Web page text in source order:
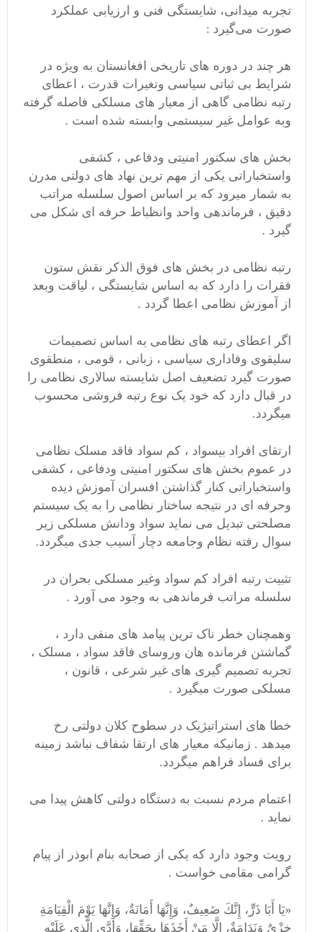
تجربه میدانی، شایستگی فنی و ارزیابی عملکرد
صورت می‌گیرد :
هر چند در دوره های تاریخی افغانستان به ویژه در
شرایط بی ثباتی سیاسی وتغیرات قدرت ، اعطای
رتبه نظامی گاهی از معیار های مسلکی فاصله گرفته
وبه عوامل غیر سیستمی وابسته شده است .
بخش های سکتور امنیتی ودفاعی ، کشفی
واستخباراتی یکی از مهم ترین نهاد های دولتی مدرن
به شمار میرود که بر اساس اصول سلسله مراتب
دقیق ، فرماندهی واحد وانظباط حرفه ای شکل می
گیرد .
رتبه نظامی در بخش های فوق الذکر نقش ستون
فقرات را دارد که به اساس شایستگی ، لیاقت وبعد
از آموزش نظامی اعطا گردد .
اگر اعطای رتبه های نظامی به اساس تصمیمات
سلیقوی وفاداری سیاسی ، زبانی ، قومی ، منطقوی
صورت گیرد تضعیف اصل شایسته سالاری نظامی را
در قبال دارد که خود یک نوع رتبه فروشی محسوب
میگردد.
ارتقای افراد بیسواد ، کم سواد فاقد مسلک نظامی
در عموم بخش های سکتور امنیتی ودفاعی ، کشفی
واستخباراتی کنار گذاشتن افسران آموزش دیده
وحرفه ای در نتیجه ساختار نظامی را به یک سیستم
مصلحتی تبدیل می نماید سواد ودانش مسلکی زیر
سوال رفته نظام وجامعه دچار آسیب جدی میگردد.
تثبیت رتبه افراد کم سواد وغیر مسلکی بحران در
سلسله مراتب فرماندهی به وجود می آورد .
وهمچنان خطر ناک ترین پیامد های منفی دارد ،
گماشتن فرمانده هان وروسای فاقد سواد ، مسلک ،
تجربه تصمیم گیری های غیر شرعی ، قانون ،
مسلکی صورت میگیرد .
خطا های استراتیژیک در سطوح کلان دولتی رخ
میدهد . زمانیکه معیار های ارتقا شفاف نباشد زمینه
برای فساد فراهم میگردد.
اعتمام مردم نسبت به دستگاه دولتی کاهش پیدا می
نماید .
رویت وجود دارد که یکی از صحابه بنام ابوذر از پیام
گرامی مقامی خواست .
«يَا أَبَا ذَرٍّ، إِنَّكَ ضَعِيفٌ، وَإِنَّهَا أَمَانَةٌ، وَإِنَّهَا يَوْمَ الْقِيَامَةِ
خِزْيٌ وَنَدَامَةٌ، إِلَّا مَنْ أَخَذَهَا بِحَقِّهَا، وَأَدَّى الَّذِي عَلَيْهِ